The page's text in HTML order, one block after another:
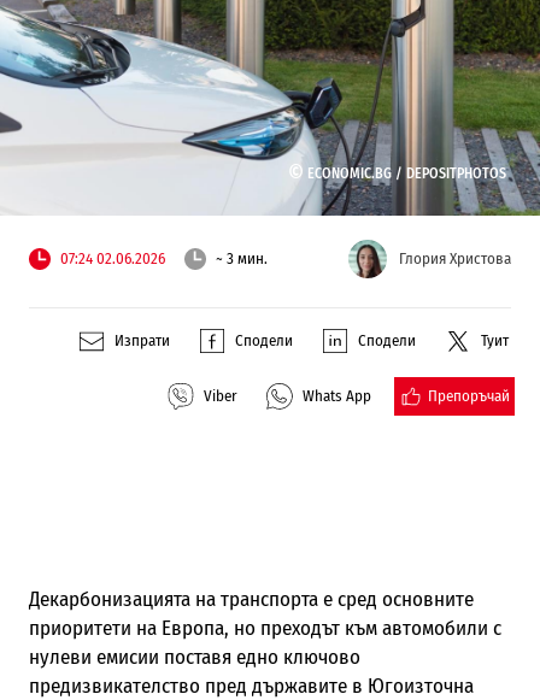
© ECONOMIC.BG / DEPOSITPHOTOS
07:24 02.06.2026 ~ 3 мин. Глория Христова
Изпрати Сподели Сподели Туит
Viber Whats App Препоръчай
Декарбонизацията на транспорта е сред основните
приоритети на Европа, но преходът към автомобили с
нулеви емисии поставя едно ключово
предизвикателство пред държавите в Югоизточна